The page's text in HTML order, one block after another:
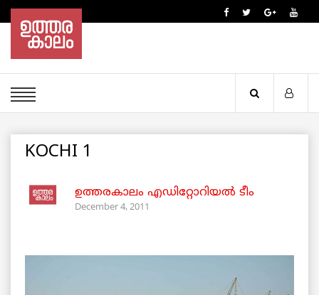
KOCHI 1
ഉത്തരകാലം എഡിറ്റോറിയല്‍ ടീം
December 4, 2011